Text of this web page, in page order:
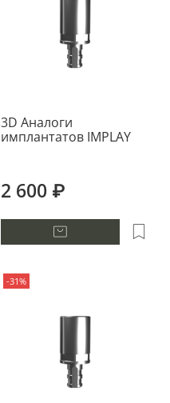
3D Аналоги
имплантатов IMPLAY
2 600 ₽
-31%